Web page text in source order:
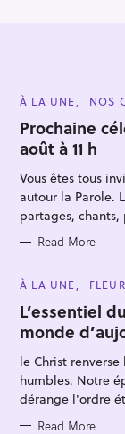
C
T
E
G
O
R
I
E
S
À LA UNE NOS
Prochaine
août à 11 h
Vous êtes tous
autour la Parole.
partages,
Read More
C
T
E
G
O
R
I
E
S
À LA UNE
L’essentiel
monde
le Christ
humbles. Notre
dérange l'ordre
Read More
S
h
f
o
r
: